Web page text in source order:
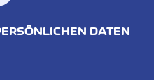
DATEN